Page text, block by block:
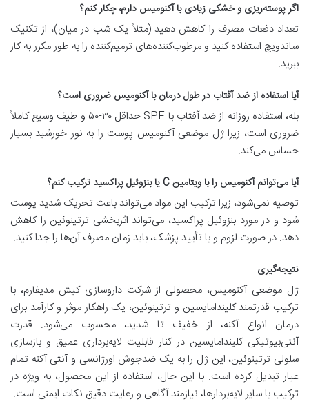
اگر پوسته‌ریزی و خشکی زیادی با آکنومیس دارم، چکار کنم؟
تعداد دفعات مصرف را کاهش دهید (مثلاً یک شب در میان)، از تکنیک
ساندویچ استفاده کنید و مرطوب‌کننده‌های ترمیم‌کننده را به طور مکرر به کار
ببرید.
آیا استفاده از ضد آفتاب در طول درمان با آکنومیس ضروری است؟
بله، استفاده روزانه از ضد آفتاب با SPF حداقل ۳۰-۵۰ و طیف وسیع کاملاً
ضروری است، زیرا ژل موضعی آکنومیس پوست را به نور خورشید بسیار
حساس می‌کند.
آیا می‌توانم آکنومیس را با ویتامین C یا بنزوئیل پراکسید ترکیب کنم؟
توصیه نمی‌شود، زیرا ترکیب این مواد می‌تواند باعث تحریک شدید پوست
شود و در مورد بنزوئیل پراکسید، می‌تواند اثربخشی ترتینوئین را کاهش
دهد. در صورت لزوم و با تأیید پزشک، باید زمان مصرف آن‌ها را جدا کنید.
نتیجه‌گیری
ژل موضعی آکنومیس، محصولی از شرکت داروسازی کیش مدیفارم، با
ترکیب قدرتمند کلیندامایسین و ترتینوئین، یک راهکار موثر و کارآمد برای
درمان انواع آکنه، از خفیف تا شدید، محسوب می‌شود. قدرت
آنتی‌بیوتیکی کلیندامایسین در کنار قابلیت لایه‌برداری عمیق و بازسازی
سلولی ترتینوئین، این ژل را به یک ضدجوش اورژانسی و آنتی آکنه تمام
عیار تبدیل کرده است. با این حال، استفاده از این محصول، به ویژه در
ترکیب با سایر لایه‌بردارها، نیازمند آگاهی و رعایت دقیق نکات ایمنی است.